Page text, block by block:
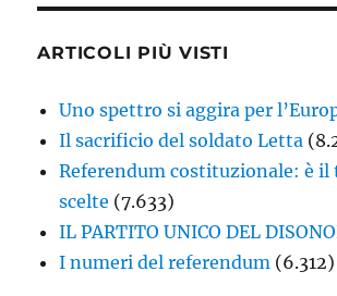
ARTICOLI PIÙ VISTI
Uno spettro si aggira per
Il sacrificio del soldato Letta
Referendum costituzionale: è il
scelte (7.633)
IL PARTITO UNICO DEL
I numeri del referendum (6.312)